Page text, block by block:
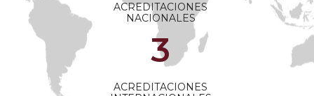
ACREDITACIONES
NACIONALES
3
ACREDITACIONES